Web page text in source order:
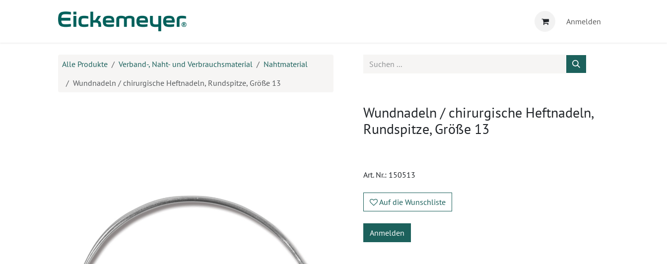
Anmelden
Alle Produkte Verband-, Naht- und Verbrauchsmaterial
Nahtmaterial
Wundnadeln / chirurgische Heftnadeln, Rundspitze, Größe 13
Wundnadeln / chirurgische Heftnadeln,
Rundspitze, Größe 13
Art. Nr.: 150513
Auf die Wunschliste
Anmelden